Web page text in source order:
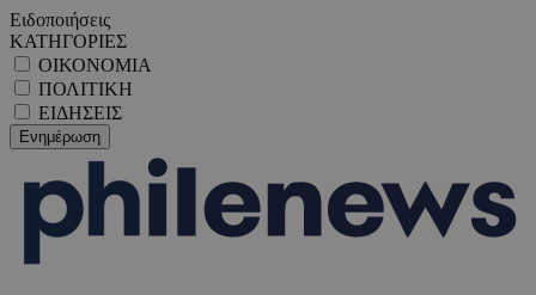
Ειδοποιήσεις
ΚΑΤΗΓΟΡΙΕΣ
ΟΙΚΟΝΟΜΙΑ
ΠΟΛΙΤΙΚΗ
ΕΙΔΗΣΕΙΣ